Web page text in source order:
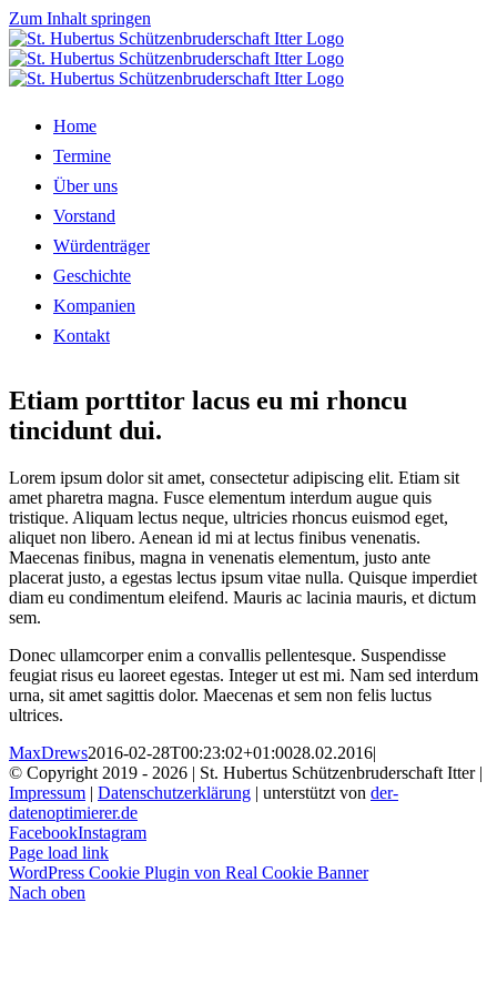
Zum Inhalt springen
Home
Termine
Über uns
Vorstand
Würdenträger
Geschichte
Kompanien
Kontakt
Etiam porttitor lacus eu mi rhoncu
tincidunt dui.
Lorem ipsum dolor sit amet, consectetur adipiscing elit. Etiam sit
amet pharetra magna. Fusce elementum interdum augue quis
tristique. Aliquam lectus neque, ultricies rhoncus euismod eget,
aliquet non libero. Aenean id mi at lectus finibus venenatis.
Maecenas finibus, magna in venenatis elementum, justo ante
placerat justo, a egestas lectus ipsum vitae nulla. Quisque imperdiet
diam eu condimentum eleifend. Mauris ac lacinia mauris, et dictum
sem.
Donec ullamcorper enim a convallis pellentesque. Suspendisse
feugiat risus eu laoreet egestas. Integer ut est mi. Nam sed interdum
urna, sit amet sagittis dolor. Maecenas et sem non felis luctus
ultrices.
MaxDrews2016-02-28T00:23:02+01:0028.02.2016|
© Copyright 2019 - 2026 | St. Hubertus Schützenbruderschaft Itter |
Impressum | Datenschutzerklärung | unterstützt von der-
datenoptimierer.de
FacebookInstagram
Page load link
WordPress Cookie Plugin von Real Cookie Banner
Nach oben